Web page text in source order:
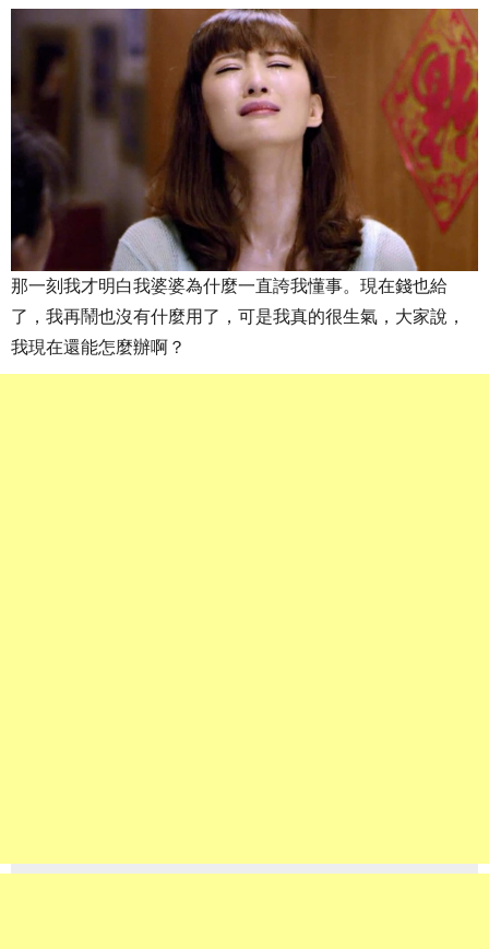
那一刻我才明白我婆婆為什麼一直誇我懂事。現在錢也給
了，我再鬧也沒有什麼用了，可是我真的很生氣，大家說，
我現在還能怎麼辦啊？